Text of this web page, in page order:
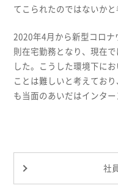
てこられたのではないかと
2020年4月から新型コロナ
則在宅勤務となり、現在
した。こうした環境下に
ことは難しいと考えてお
も当面のあいだはインタ
社